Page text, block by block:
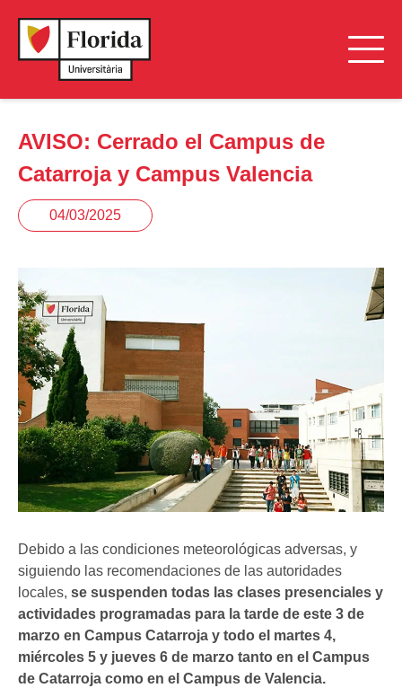
AVISO: Cerrado el Campus de
Catarroja y Campus Valencia
04/03/2025
Debido a las condiciones meteorológicas adversas, y
siguiendo las recomendaciones de las autoridades
locales, se suspenden todas las clases presenciales y
actividades programadas para la tarde de este 3 de
marzo en Campus Catarroja y todo el martes 4,
miércoles 5 y jueves 6 de marzo tanto en el Campus
de Catarroja como en el Campus de Valencia.